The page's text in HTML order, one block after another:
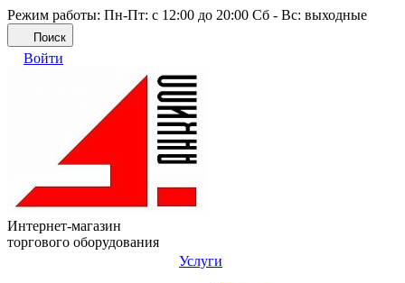
Режим работы: Пн-Пт: с 12:00 до 20:00 Сб - Вс: выходные
Поиск
Войти
Интернет-магазин
торгового оборудования
Услуги